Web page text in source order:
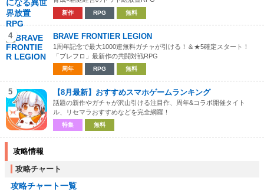
新作 RPG 無料
4 BRAVE FRONTIER LEGION
1周年記念で最大1000連無料ガチャが引ける！＆★5確定スタート！
「ブレフロ」最新作の共闘対戦RPG
周年 RPG 無料
5 【8月最新】おすすめスマホゲームランキング
話題の新作やガチャが沢山引ける注目作、周年&コラボ開催タイト
ル、リセマラおすすめなどを完全網羅！
特集 無料
攻略情報
攻略チャート
攻略チャート一覧